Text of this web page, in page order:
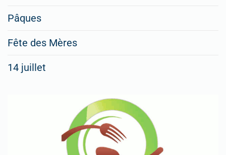
rubriques
Spéciales
Fêtes
Pâques
Fête des Mères
14 juillet